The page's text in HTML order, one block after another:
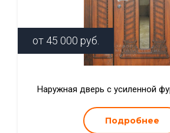
от 45 000 руб.
Наружная дверь с усиленной
Подробнее